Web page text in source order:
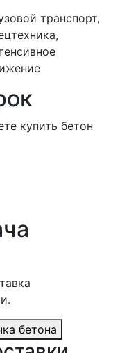
транспорт,
купить бетон
бетона